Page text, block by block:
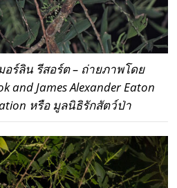
อร์ลิน รีสอร์ต – ถ่ายภาพโดย
and James Alexander Eaton
หรือ มูลนิธิรักสัตว์ป่า